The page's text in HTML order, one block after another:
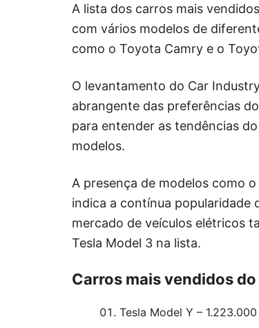
A lista dos carros mais
com vários modelos de
como o Toyota Camry e o
O levantamento do Car
abrangente das preferências
para entender as tendências
modelos.
A presença de modelos como
indica a contínua popularidade
mercado de veículos elétricos
Tesla Model 3 na lista.
Carros mais vendidos
Tesla Model Y – 1.223.000